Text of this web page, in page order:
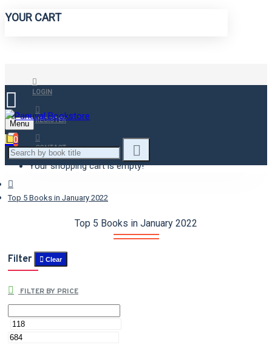
YOUR CART
LOGIN
REGISTER
CONTACT
Menu
0
Your shopping cart is empty!
Top 5 Books in January 2022
Top 5 Books in January 2022
Filter Clear
FILTER BY PRICE